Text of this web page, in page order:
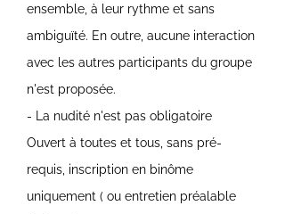
ensemble, à leur rythme et sans
ambiguïté. En outre, aucune interaction
avec les autres participants du groupe
n'est proposée.
- La nudité n'est pas obligatoire
Ouvert à toutes et tous, sans pré-
requis, inscription en binôme
uniquement ( ou entretien préalable